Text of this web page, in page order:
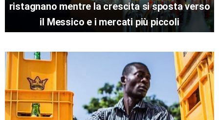
ristagnano mentre la crescita si sposta verso
il Messico e i mercati più piccoli